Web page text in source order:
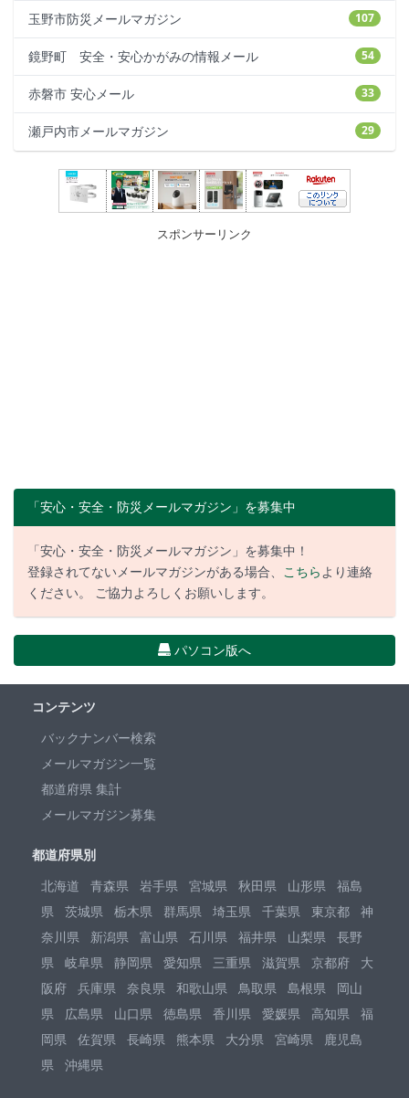
107
玉野市防災メールマガジン
54
鏡野町 安全・安心かがみの情報メール
33
赤磐市 安心メール
29
瀬戸内市メールマガジン
スポンサーリンク
「安心・安全・防災メールマガジン」を募集中
「安心・安全・防災メールマガジン」を募集中！
登録されてないメールマガジンがある場合、 こちらより連絡
ください。 ご協力よろしくお願いします。
パソコン版へ
コンテンツ
バックナンバー検索
メールマガジン一覧
都道府県 集計
メールマガジン募集
都道府県別
北海道
青森県 岩手県 宮城県 秋田県 山形県
福島
県
茨城県 栃木県 群馬県 埼玉県 千葉県 東京都
神
奈川県
新潟県 富山県 石川県 福井県 山梨県
長野
県
岐阜県 静岡県 愛知県 三重県 滋賀県 京都府
大
阪府
兵庫県 奈良県 和歌山県 鳥取県 島根県
岡山
県
広島県 山口県 徳島県 香川県 愛媛県 高知県
福
岡県
佐賀県 長崎県 熊本県 大分県 宮崎県
鹿児島
県
沖縄県